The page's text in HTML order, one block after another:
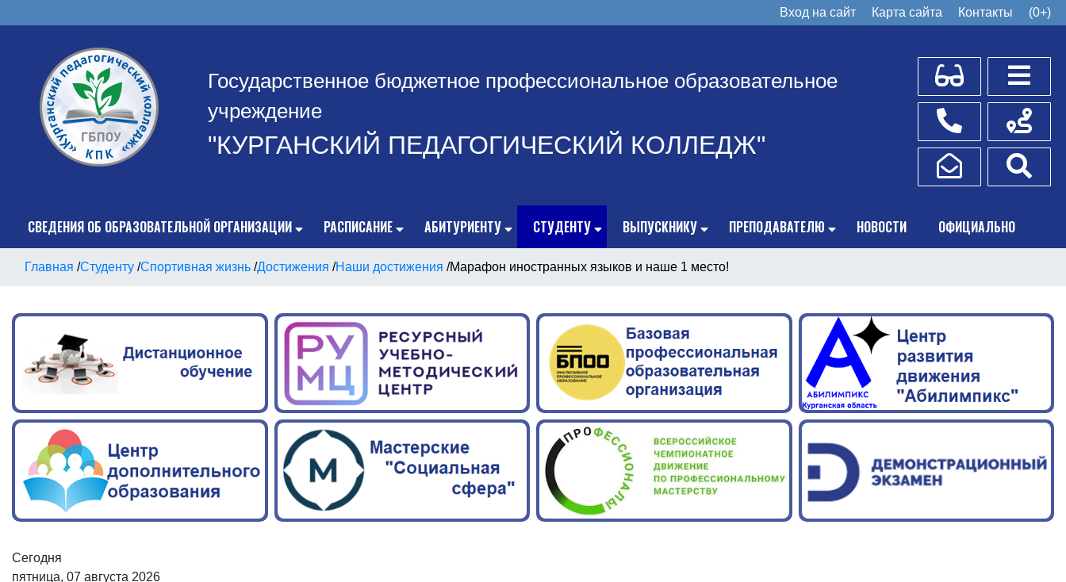
Вход на сайт Карта сайта Контакты (0+)
Государственное бюджетное профессиональное образовательное
учреждение
"КУРГАНСКИЙ ПЕДАГОГИЧЕСКИЙ КОЛЛЕДЖ"
Для слабовидящих
Телефоны
Написать обращение
Схема
СВЕДЕНИЯ ОБ ОБРАЗОВАТЕЛЬНОЙ ОРГАНИЗАЦИИ РАСПИСАНИЕ АБИТУРИЕНТУ СТУДЕНТУ ВЫПУСКНИКУ ПРЕПОДАВАТЕЛЮ НОВОСТИ ОФИЦИАЛЬНО
Главная /Студенту /Спортивная жизнь /Достижения /Наши достижения /Марафон иностранных языков и наше 1 место!
Сегодня
пятница, 07 августа 2026